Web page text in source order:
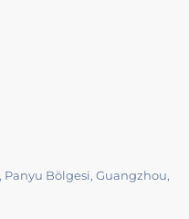
Panyu Bölgesi, Guangzhou,